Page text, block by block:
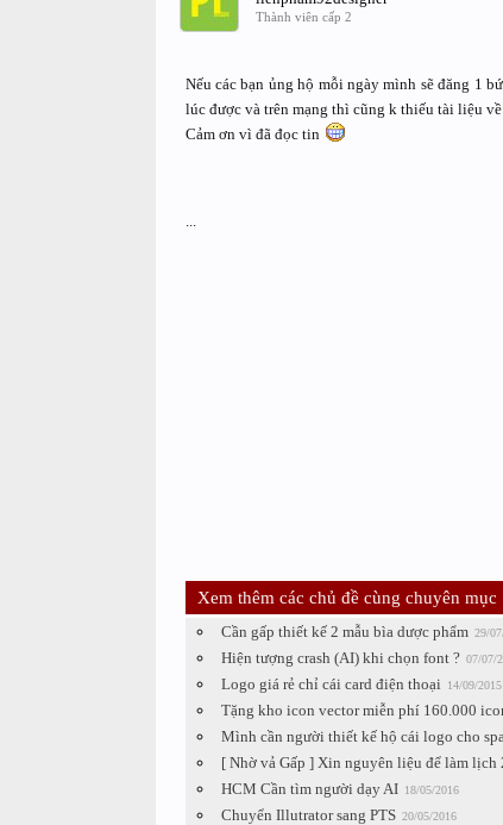
Thành viên cấp 2
Nếu các bạn ủng hộ mỗi ngày mình sẽ đăng 1
lúc được và trên mạng thì cũng k thiếu tài liệu
Cảm ơn vì đã đọc tin
...
Xem thêm các chủ đề cùng chuyên mục
Cần gấp thiết kế 2 mẫu bìa dược phẩm 29/
Hiện tượng crash (AI) khi chọn font ? 07/07/
Logo giá rẻ chỉ cái card điện thoại 14/09/2015
Tặng kho icon vector miễn phí 160.000
Mình cần người thiết kế hộ cái logo cho
[ Nhờ vả Gấp ] Xin nguyên liệu để làm lịch
HCM Cần tìm người dạy AI 18/05/2016
Chuyển Illutrator sang PTS 20/05/2016